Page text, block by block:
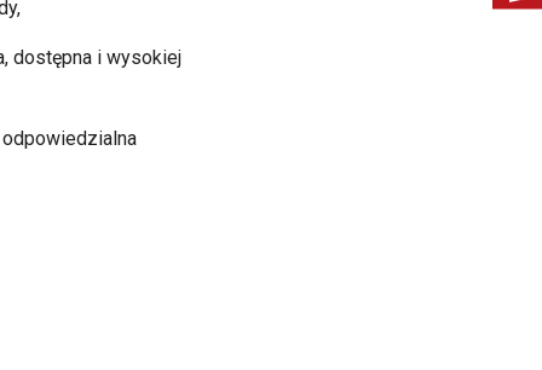
dostępna i wysokiej